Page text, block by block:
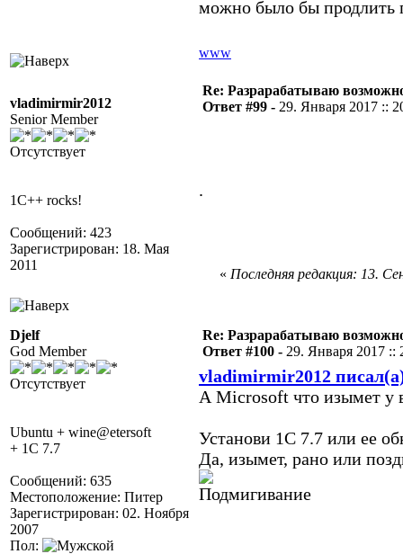
можно было бы продлить
www
vladimirmir2012
Senior Member
Отсутствует
1C++ rocks!
Сообщений: 423
Зарегистрирован: 18. Мая
2011
Re: Разрарабатываю
Ответ #99 - 29. Января 2017 ::
.
« Последняя редакция: 13.
Djelf
God Member
Отсутствует
Ubuntu + wine@etersoft
+ 1C 7.7
Сообщений: 635
Местоположение: Питер
Зарегистрирован: 02. Ноября
2007
Пол:
Re: Разрарабатываю
Ответ #100 - 29. Января 2017 ::
vladimirmir2012
А Microsoft что изымет у
Установи 1С 7.7 или ее
Да, изымет, рано или